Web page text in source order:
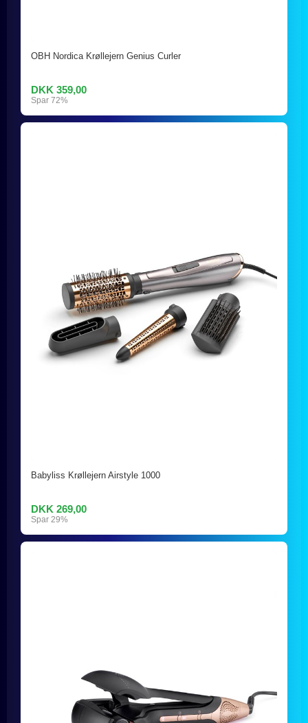
OBH Nordica Krøllejern Genius Curler
DKK 359,00
Spar 72%
Babyliss Krøllejern Airstyle 1000
DKK 269,00
Spar 29%